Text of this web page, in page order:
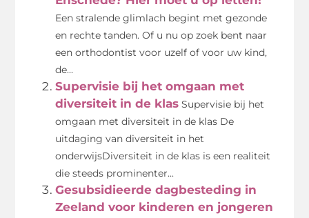
Een stralende glimlach begint met gezonde
en rechte tanden. Of u nu op zoek bent naar
een orthodontist voor uzelf of voor uw kind,
de...
Supervisie bij het omgaan met
diversiteit in de klas Supervisie bij het
omgaan met diversiteit in de klas De
uitdaging van diversiteit in het
onderwijsDiversiteit in de klas is een realiteit
die steeds prominenter...
Gesubsidieerde dagbesteding in
Zeeland voor kinderen en jongeren